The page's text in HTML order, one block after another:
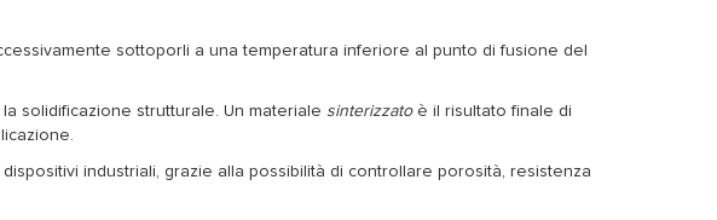
sottoporli a una temperatura inferiore al punto di fusione del
solidificazione strutturale. Un materiale sinterizzatoè il risultato finale di
industriali, grazie alla possibilità di controllare porosità, resistenza